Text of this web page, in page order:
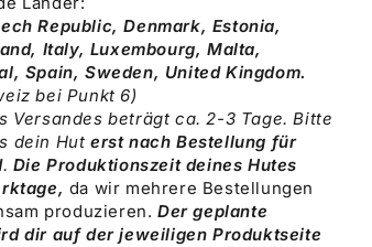
Republic, Denmark, Estonia,
Italy, Luxembourg, Malta,
Spain, Sweden, United Kingdom.
bei Punkt 6)
Versandes beträgt ca. 2-3 Tage. Bitte
dein Huterst nach Bestellung für
. Die Produktionszeit deines Hutes
da wir mehrere Bestellungen
produzieren. Der geplante
dir auf der jeweiligen Produktseite